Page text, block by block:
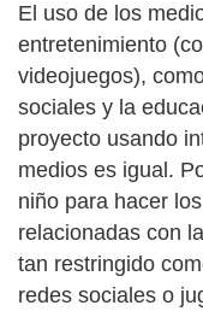
El uso de los
entretenimiento
videojuegos),
sociales y la
proyecto usando
medios es igual.
niño para hacer
relacionadas con
tan restringido
redes sociales o